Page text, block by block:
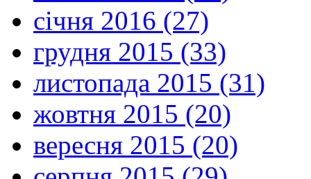
січня 2016 (27)
грудня 2015 (33)
листопада 2015 (31)
жовтня 2015 (20)
вересня 2015 (20)